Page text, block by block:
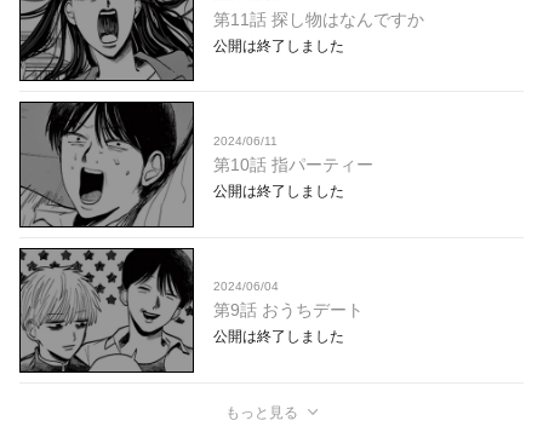
第11話 探し物はなんですか
公開は終了しました
2024/06/11
第10話 指パーティー
公開は終了しました
2024/06/04
第9話 おうちデート
公開は終了しました
もっと見る